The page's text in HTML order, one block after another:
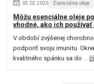
05 02 2026 Esenciálne oleje
Môžu esenciálne oleje
vhodné, ako ich
V období zvýšenej
podporiť svoju imunitu.
kvalitného spánku sa do ...